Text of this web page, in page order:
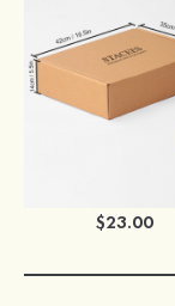
$23.00